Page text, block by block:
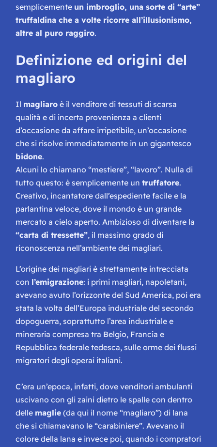
semplicemente un imbroglio, una sorte di “arte”
truffaldina che a volte ricorre all’illusionismo,
altre al puro raggiro.
Definizione ed origini del
magliaro
Il magliaro è il venditore di tessuti di scarsa
qualità e di incerta provenienza a clienti
d’occasione da affare irripetibile, un’occasione
che si risolve immediatamente in un gigantesco
bidone.
Alcuni lo chiamano “mestiere”, “lavoro”. Nulla di
tutto questo: è semplicemente un truffatore.
Creativo, incantatore dall’espediente facile e la
parlantina veloce, dove il mondo è un grande
mercato a cielo aperto. Ambizioso di diventare la
“carta di tressette”, il massimo grado di
riconoscenza nell’ambiente dei magliari.
L’origine dei magliari è strettamente intrecciata
con l’emigrazione: i primi magliari, napoletani,
avevano avuto l’orizzonte del Sud America, poi era
stata la volta dell’Europa industriale del secondo
dopoguerra, soprattutto l’area industriale e
mineraria compresa tra Belgio, Francia e
Repubblica federale tedesca, sulle orme dei flussi
migratori degli operai italiani.
C’era un’epoca, infatti, dove venditori ambulanti
uscivano con gli zaini dietro le spalle con dentro
delle maglie (da qui il nome “magliaro”) di lana
che si chiamavano le “carabiniere”. Avevano il
colore della lana e invece poi, quando i compratori